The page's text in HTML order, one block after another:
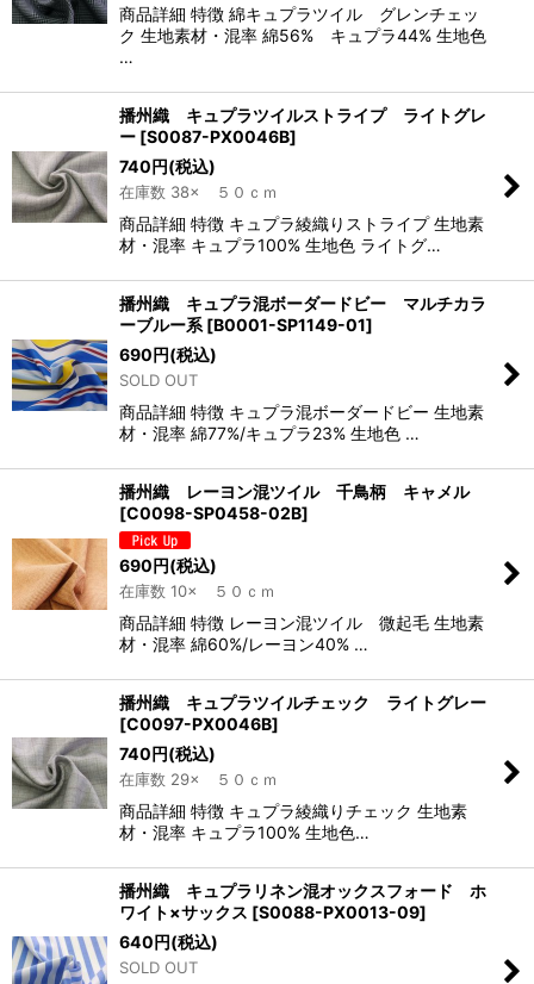
商品詳細 特徴 綿キュプラツイル グレンチェッ
ク 生地素材・混率 綿56% キュプラ44% 生地色
…
播州織 キュプラツイルストライプ ライトグレ
ー [S0087-PX0046B]
740円(税込)
在庫数 38× ５０ｃｍ
商品詳細 特徴 キュプラ綾織りストライプ 生地素
材・混率 キュプラ100% 生地色 ライトグ…
播州織 キュプラ混ボーダードビー マルチカラ
ーブルー系 [B0001-SP1149-01]
690円(税込)
SOLD OUT
商品詳細 特徴 キュプラ混ボーダードビー 生地素
材・混率 綿77%/キュプラ23% 生地色 …
播州織 レーヨン混ツイル 千鳥柄 キャメル
[C0098-SP0458-02B]
690円(税込)
在庫数 10× ５０ｃｍ
商品詳細 特徴 レーヨン混ツイル 微起毛 生地素
材・混率 綿60%/レーヨン40% …
播州織 キュプラツイルチェック ライトグレー
[C0097-PX0046B]
740円(税込)
在庫数 29× ５０ｃｍ
商品詳細 特徴 キュプラ綾織りチェック 生地素
材・混率 キュプラ100% 生地色…
播州織 キュプラリネン混オックスフォード ホ
ワイト×サックス [S0088-PX0013-09]
640円(税込)
SOLD OUT